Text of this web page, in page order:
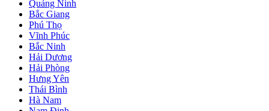
Quảng Ninh
Bắc Giang
Phú Thọ
Vĩnh Phúc
Bắc Ninh
Hải Dương
Hải Phòng
Hưng Yên
Thái Bình
Hà Nam